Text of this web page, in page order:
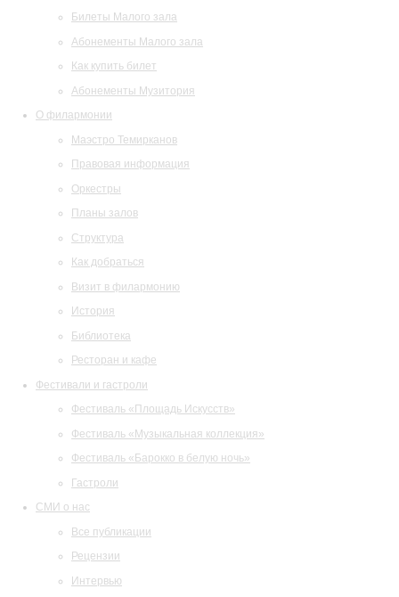
Билеты Малого зала
Абонементы Малого зала
Как купить билет
Абонементы Музитория
О филармонии
Маэстро Темирканов
Правовая информация
Оркестры
Планы залов
Структура
Как добраться
Визит в филармонию
История
Библиотека
Ресторан и кафе
Фестивали и гастроли
Фестиваль «Площадь Искусств»
Фестиваль «Музыкальная коллекция»
Фестиваль «Барокко в белую ночь»
Гастроли
СМИ о нас
Все публикации
Рецензии
Интервью